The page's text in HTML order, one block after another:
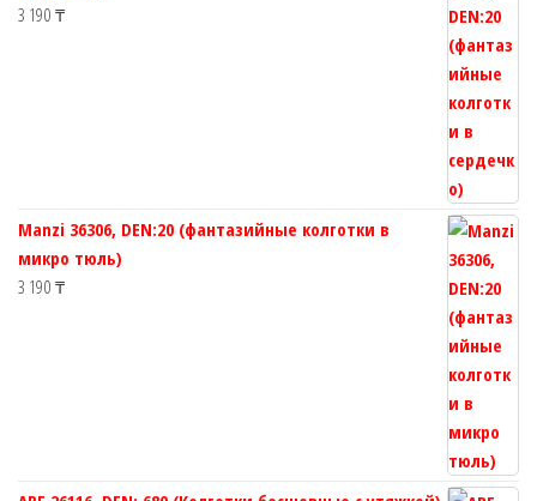
3 190 ₸
Manzi 36306, DEN:20 (фантазийные колготки в
микро тюль)
3 190 ₸